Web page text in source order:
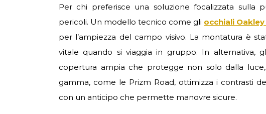
Per chi preferisce una soluzione focalizzata sulla
pericoli. Un modello tecnico come gli occhiali
per l’ampiezza del campo visivo. La montatura è
vitale quando si viaggia in gruppo. In alternativa,
copertura ampia che protegge non solo dalla
gamma, come le Prizm Road, ottimizza i contrasti
con un anticipo che permette manovre sicure.